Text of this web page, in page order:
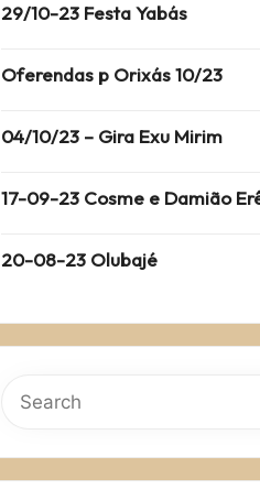
29/10-23 Festa Yabás
Oferendas p Orixás 10/23
04/10/23 – Gira Exu Mirim
17-09-23 Cosme e Damião
20-08-23 Olubajé